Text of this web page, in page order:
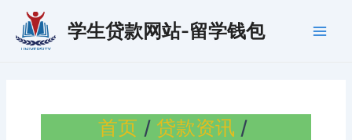
学生贷款网站-留学钱包
首页
贷款资讯